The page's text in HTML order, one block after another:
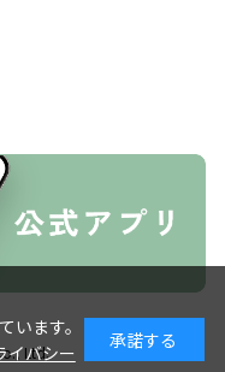
Ltd.
ます。
イバシー
承諾する